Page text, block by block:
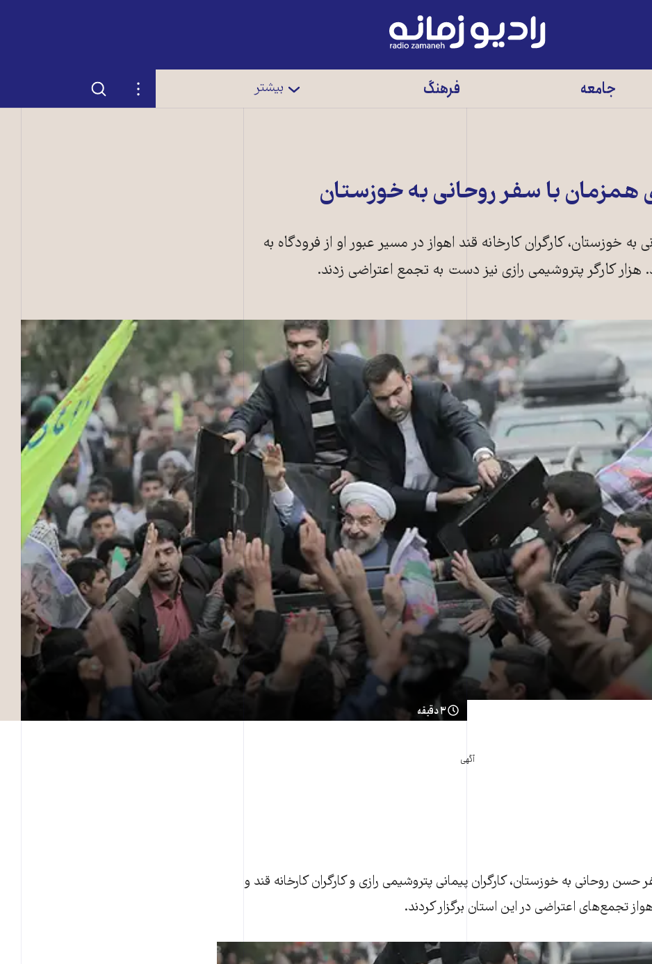
رادیو
زمانه
جامعه فرهنگ بیشتر تنظیمات جستجو
با سفر روحانی به خوزستان
خوزستان، کارگران کارخانه قند اهواز در مسير عبور او از فرودگاه به
کارگر پتروشيمی رازی نيز دست به تجمع اعتراضی زدند.
۳ دقیقه
آگهی
حسن روحانی به خوزستان، کارگران پيمانی پتروشيمی رازی و کارگران کارخانه قند و
تجمع‌های اعتراضی در اين استان برگزار کردند.